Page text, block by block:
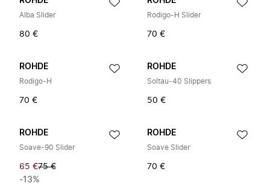
Alba Slider
80 €
Rodigo-H Slider
70 €
ROHDE
Rodigo-H
70 €
ROHDE
Soltau-40 Slippers
50 €
ROHDE
Soave-90 Slider
65 €75 €
-13%
ROHDE
Soave Slider
70 €